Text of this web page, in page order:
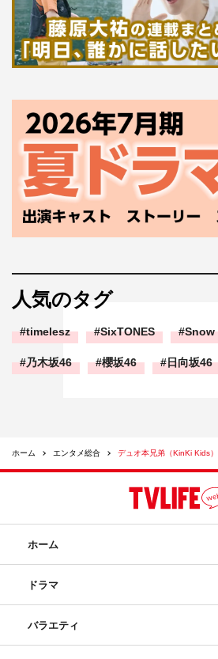
人気のタグ
timelesz SixTONES Snow
乃木坂46 櫻坂46 日向坂46
ホーム エンタメ総合 デュオ本兄弟（KinKi Kids
ホーム
ドラマ
バラエティ